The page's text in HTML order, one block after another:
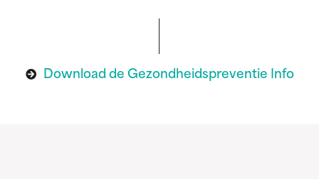
Download de Gezondheidspreventie Info